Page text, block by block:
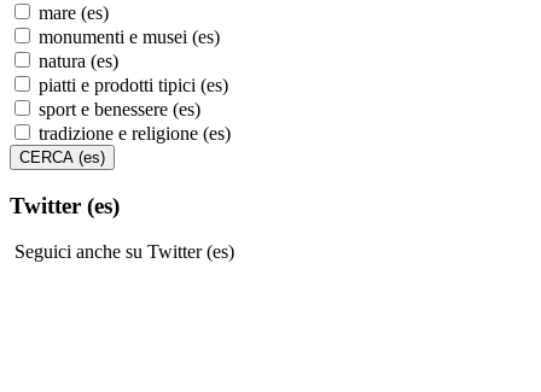
mare (es)
monumenti e musei (es)
natura (es)
piatti e prodotti tipici (es)
sport e benessere (es)
tradizione e religione (es)
Twitter (es)
Seguici anche su Twitter (es)